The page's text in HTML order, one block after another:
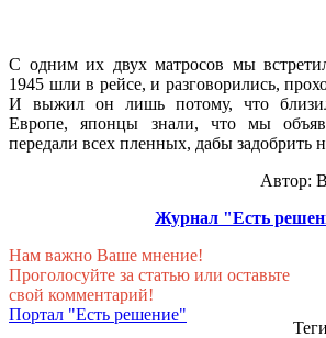
С одним их двух матросов мы
1945 шли в рейсе, и разговорились,
И выжил он лишь потому, что
Европе, японцы знали, что мы
передали всех пленных, дабы задобрить
Автор:
Журнал "Есть
Нам важно Ваше мнение!
Проголосуйте за статью или оставьте
свой комментарий!
Портал "Есть решение"
Теги